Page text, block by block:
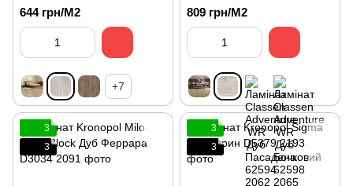
644 грн/М2
+7
809 грн/М2
3
3
3
3